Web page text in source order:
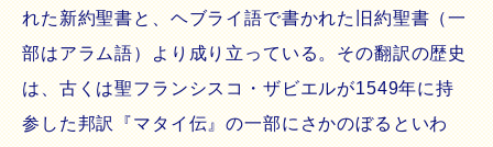
れた新約聖書と、ヘブライ語で書かれた旧約聖書（一
部はアラム語）より成り立っている。その翻訳の歴史
は、古くは聖フランシスコ・ザビエルが1549年に持
参した邦訳『マタイ伝』の一部にさかのぼるといわ